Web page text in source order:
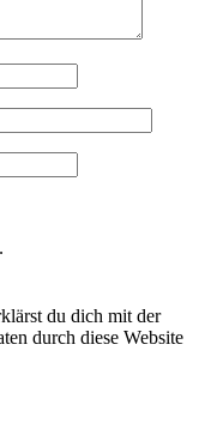
du dich mit der
durch diese Website